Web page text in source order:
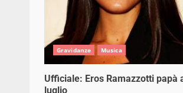
Gravidanze Musica
Ufficiale: Eros Ramazzotti papà
luglio